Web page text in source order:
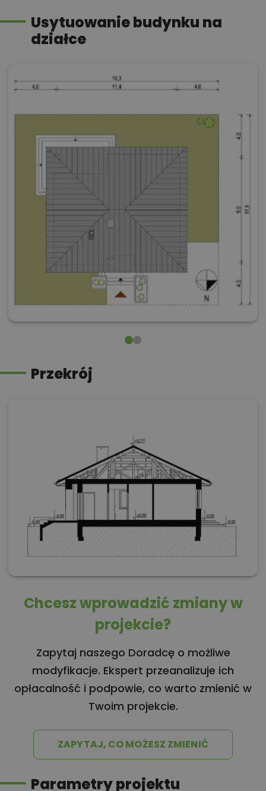
Usytuowanie budynku na
działce
Przekrój
Chcesz wprowadzić zmiany w
projekcie?
Zapytaj naszego Doradcę o możliwe
modyfikacje. Ekspert przeanalizuje ich
opłacalność i podpowie, co warto zmienić w
Twoim projekcie.
ZAPYTAJ, CO MOŻESZ ZMIENIĆ
Parametry projektu